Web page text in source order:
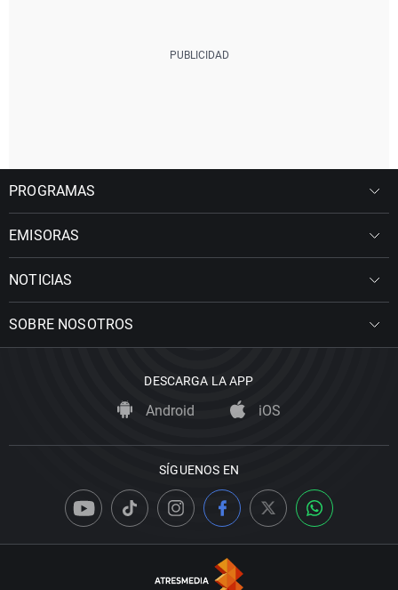
PROGRAMAS
EMISORAS
NOTICIAS
SOBRE NOSOTROS
DESCARGA LA APP
Android iOS
SÍGUENOS EN